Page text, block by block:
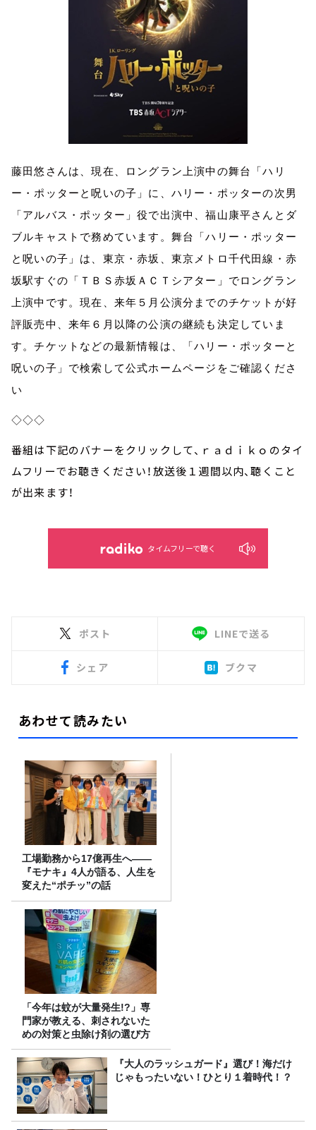
藤田悠さんは、現在、ロングラン上演中の舞台「ハリ
ー・ポッターと呪いの子」に、ハリー・ポッターの次男
「アルバス・ポッター」役で出演中、福山康平さんとダ
ブルキャストで務めています。舞台「ハリー・ポッター
と呪いの子」は、東京・赤坂、東京メトロ千代田線・赤
坂駅すぐの「ＴＢＳ赤坂ＡＣＴシアター」でロングラン
上演中です。現在、来年５月公演分までのチケットが好
評販売中、来年６月以降の公演の継続も決定していま
す。チケットなどの最新情報は、「ハリー・ポッターと
呪いの子」で検索して公式ホームページをご確認くださ
い
◇◇◇
番組は下記のバナーをクリックして、ｒａｄｉｋｏのタイ
ムフリーでお聴きください！放送後１週間以内、聴くこと
が出来ます！
タイムフリーで聴く
ポスト LINEで送る
シェア ブクマ
あわせて読みたい
工場勤務から17億再生へ——
『モナキ』4人が語る、人生を
変えた“ポチッ”の話
「今年は蚊が大量発生!?」専
門家が教える、刺されないた
めの対策と虫除け剤の選び方
『大人のラッシュガード』選び！海だけ
じゃもったいない！ひとり１着時代！？